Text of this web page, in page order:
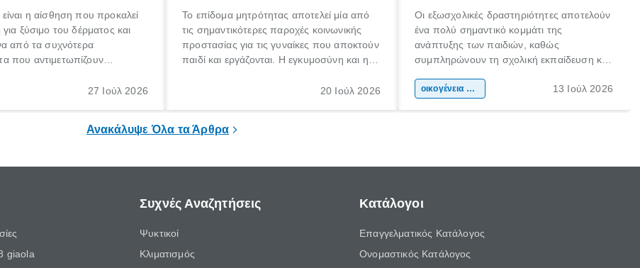
η αίσθηση που προκαλεί
ξύσιμο του δέρματος και
από τα συχνότερα
που αντιμετωπίζουν
για το «κνησμός τι είναι»,
27 Ιούλ 2026
Το επίδομα μητρότητας αποτελεί μία από
τις σημαντικότερες παροχές κοινωνικής
προστασίας για τις γυναίκες που αποκτούν
παιδί και εργάζονται. Η εγκυμοσύνη και η
σημαντική περίοδος στη ζωή κάθε20 Ιούλ 2026
Οι εξωσχολικές δραστηριότητες αποτελούν
ένα πολύ σημαντικό κομμάτι της
ανάπτυξης των παιδιών, καθώς
συμπληρώνουν τη σχολική εκπαίδευση και
της προσωπικότητας, της κοινωνικότητας
οικογένεια & παιδί 13 Ιούλ 2026
Ανακάλυψε Όλα τα Άρθρα
giaola
Συχνές Αναζητήσεις
Ψυκτικοί
Κλιματισμός
Κατάλογοι
Επαγγελματικός Κατάλογος
Ονομαστικός Κατάλογος